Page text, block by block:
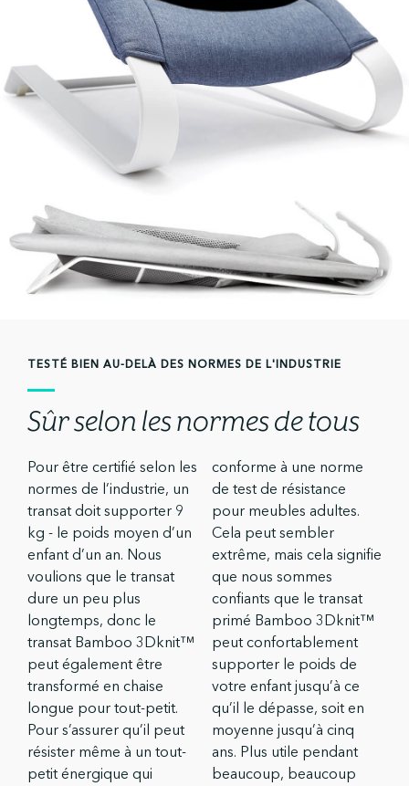
TESTÉ BIEN AU-DELÀ DES NORMES DE L'INDUSTRIE
Sûr selon les normes de tous
Pour être certifié selon les
normes de l’industrie, un
transat doit supporter 9
kg - le poids moyen d’un
enfant d’un an. Nous
voulions que le transat
dure un peu plus
longtemps, donc le
transat Bamboo 3Dknit™
peut également être
transformé en chaise
longue pour tout-petit.
Pour s’assurer qu’il peut
résister même à un tout-
petit énergique qui
conforme à une norme
de test de résistance
pour meubles adultes.
Cela peut sembler
extrême, mais cela signifie
que nous sommes
confiants que le transat
primé Bamboo 3Dknit™
peut confortablement
supporter le poids de
votre enfant jusqu’à ce
qu’il le dépasse, soit en
moyenne jusqu’à cinq
ans. Plus utile pendant
beaucoup, beaucoup